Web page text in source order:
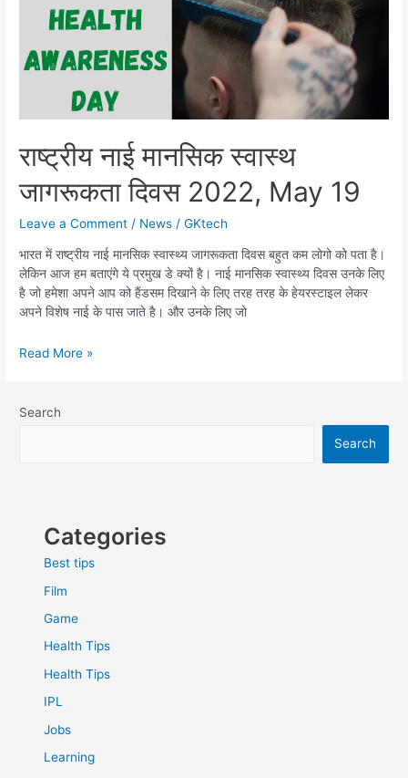
राष्ट्रीय नाई मानसिक स्वास्थ
जागरूकता दिवस 2022, May 19
Leave a Comment / News /GKtech
भारत में राष्ट्रीय नाई मानसिक स्वास्थ्य जागरूकता दिवस बहुत कम लोगो को पता है।
लेकिन आज हम बताएंगे ये प्रमुख डे क्यों है। नाई मानसिक स्वास्थ्य दिवस उनके लिए
है जो हमेशा अपने आप को हैंडसम दिखाने के लिए तरह तरह के हेयरस्टाइल लेकर
अपने विशेष नाई के पास जाते है। और उनके लिए जो
राष्ट्रीय
स्वास्थ
Read More »
Search
Search
Categories
Best tips
Film
Game
Health Tips
Health Tips
IPL
Jobs
Learning